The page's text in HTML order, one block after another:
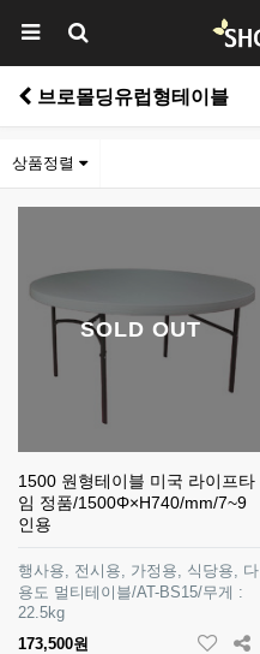
브로몰딩유럽형테이블
상품정렬
SOLD OUT
1500 원형테이블 미국 라이프타
임 정품/1500Φ×H740/mm/7~9
인용
행사용, 전시용, 가정용, 식당용, 다
용도 멀티테이블/AT-BS15/무게 :
22.5kg
173,500원